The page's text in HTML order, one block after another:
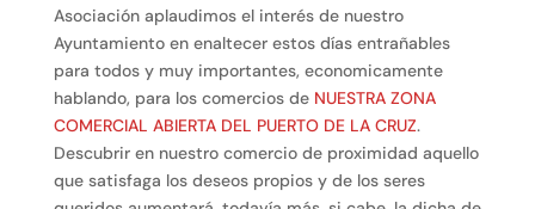
Asociación aplaudimos el interés de nuestro
Ayuntamiento en enaltecer estos días entrañables
para todos y muy importantes, economicamente
hablando, para los comercios de NUESTRA ZONA
COMERCIAL ABIERTA DEL PUERTO DE LA CRUZ.
Descubrir en nuestro comercio de proximidad aquello
que satisfaga los deseos propios y de los seres